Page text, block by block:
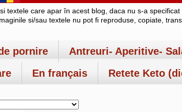
textele care apar în acest blog, daca nu s-a
si/sau textele nu pot fi reproduse, copiate,
pornire Antreuri- Aperitive-
En français Retete Keto